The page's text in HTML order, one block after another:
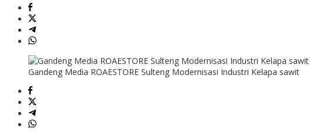
Gandeng Media ROAESTORE Sulteng Modernisasi Industri Kelapa sawit